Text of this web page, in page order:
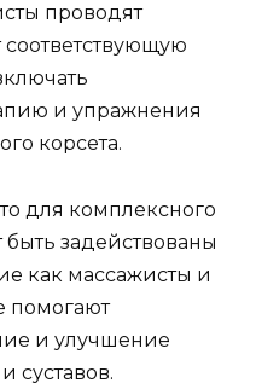
проводят
и упражнения
корсета.
для комплексного
задействованы
как массажисты и
помогают
и улучшение
суставов.